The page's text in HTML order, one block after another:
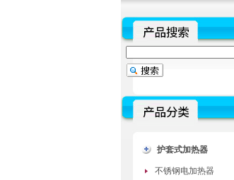
护套式加热器
不锈钢电加热器